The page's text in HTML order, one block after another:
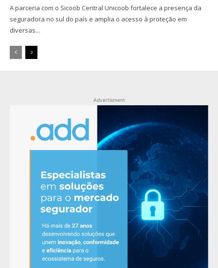
A parceria com o Sicoob Central Unicoob fortalece a presença da
seguradora no sul do país e amplia o acesso à proteção em
diversas...
Advertisment